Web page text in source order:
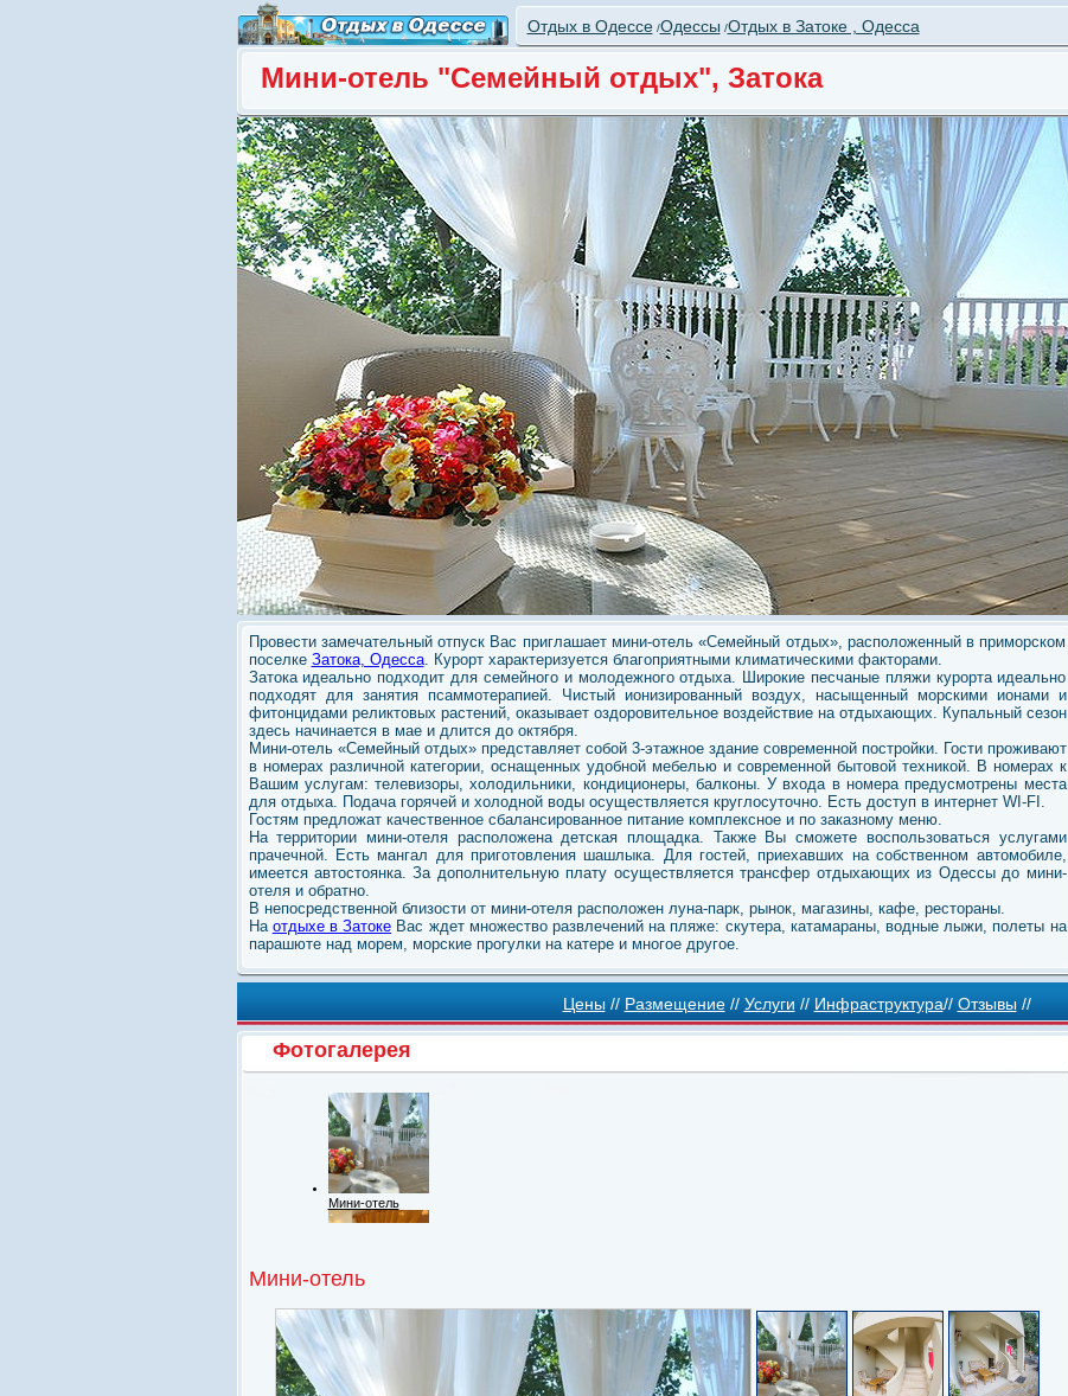
Отдых в Одессе/Одессы /Отдых в Затоке , Одесса
Мини-отель "Семейный отдых", Затока
Провести замечательный отпуск Вас приглашает мини-отель «Семейный отдых», расположенный в приморском
поселке Затока, Одесса. Курорт характеризуется благоприятными климатическими факторами.
Затока идеально подходит для семейного и молодежного отдыха. Широкие песчаные пляжи курорта идеально
подходят для занятия псаммотерапией. Чистый ионизированный воздух, насыщенный морскими ионами и
фитонцидами реликтовых растений, оказывает оздоровительное воздействие на отдыхающих. Купальный сезон
здесь начинается в мае и длится до октября.
Мини-отель «Семейный отдых» представляет собой 3-этажное здание современной постройки. Гости проживают
в номерах различной категории, оснащенных удобной мебелью и современной бытовой техникой. В номерах к
Вашим услугам: телевизоры, холодильники, кондиционеры, балконы. У входа в номера предусмотрены места
для отдыха. Подача горячей и холодной воды осуществляется круглосуточно. Есть доступ в интернет WI-FI.
Гостям предложат качественное сбалансированное питание комплексное и по заказному меню.
На территории мини-отеля расположена детская площадка. Также Вы сможете воспользоваться услугами
прачечной. Есть мангал для приготовления шашлыка. Для гостей, приехавших на собственном автомобиле,
имеется автостоянка. За дополнительную плату осуществляется трансфер отдыхающих из Одессы до мини-
отеля и обратно.
В непосредственной близости от мини-отеля расположен луна-парк, рынок, магазины, кафе, рестораны.
На отдыхе в Затоке Вас ждет множество развлечений на пляже: скутера, катамараны, водные лыжи, полеты на
парашюте над морем, морские прогулки на катере и многое другое.
Цены // Размещение// Услуги // Инфраструктура// Отзывы //
Фотогалерея
Мини-отель
Номерной фонд
Мини-отель